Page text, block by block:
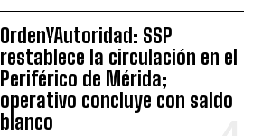
OrdenYAutoridad: SSP
restablece la circulación en el
Periférico de Mérida;
operativo concluye con saldo
blanco